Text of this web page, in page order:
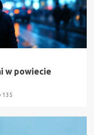
w powiecie
135